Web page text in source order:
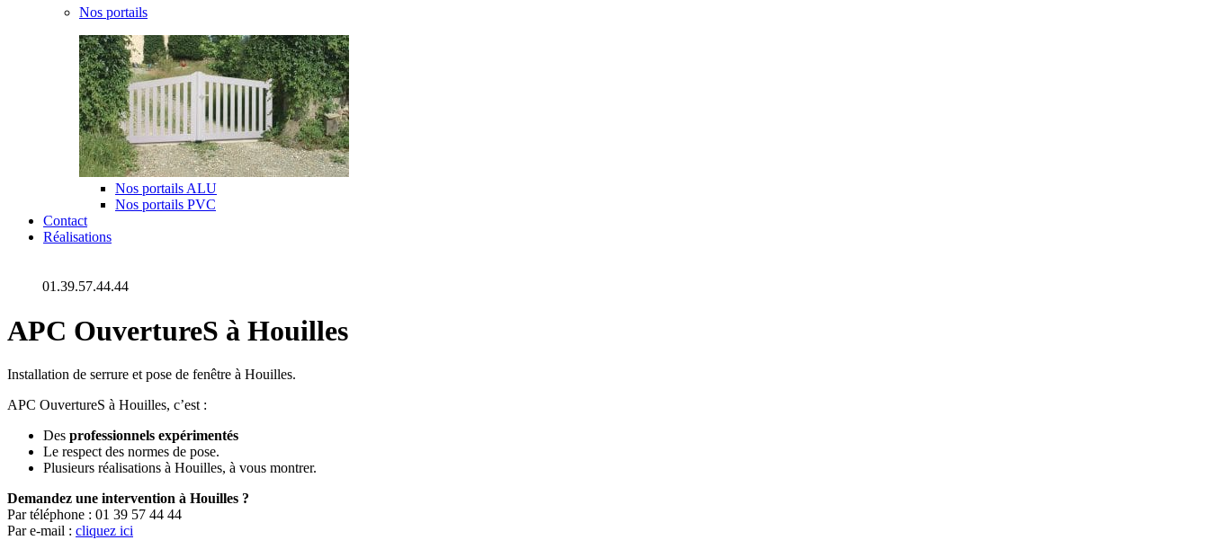
Nos portails
Nos portails ALU
Nos portails PVC
Contact
Réalisations
01.39.57.44.44
APC OuvertureS à Houilles
Installation de serrure et pose de fenêtre à Houilles.
APC OuvertureS à Houilles, c’est :
Des professionnels expérimentés
Le respect des normes de pose.
Plusieurs réalisations à Houilles, à vous montrer.
Demandez une intervention à Houilles ?
Par téléphone : 01 39 57 44 44
Par e-mail : cliquez ici